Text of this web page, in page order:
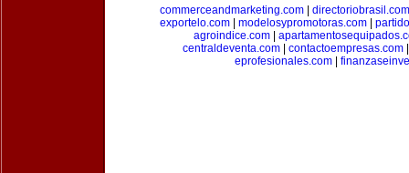
commerceandmarketing.com| directoriobrasil.com
exportelo.com
modelosypromotoras.com
agroindice.com
centraldeventa.com
contactoempresas.com
eprofesionales.com